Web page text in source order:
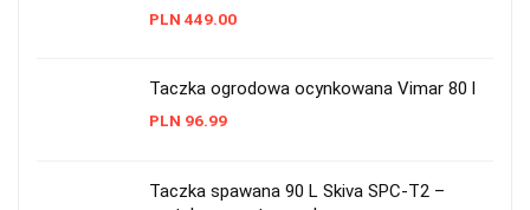
PLN 449.00
Taczka ogrodowa ocynkowana Vimar 80 l
PLN 96.99
Taczka spawana 90 L Skiva SPC-T2 –